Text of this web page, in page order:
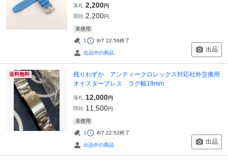
落札 2,200円
開始 2,200円
未使用
1 8/7 22:56終了
出品中の商品 出品
送料無料
残りわずか アンティークロレックス対応社外交換用
オイスターブレス ラグ幅19mm
落札 12,000円
開始 11,500円
未使用
1 8/7 22:52終了
出品中の商品 出品